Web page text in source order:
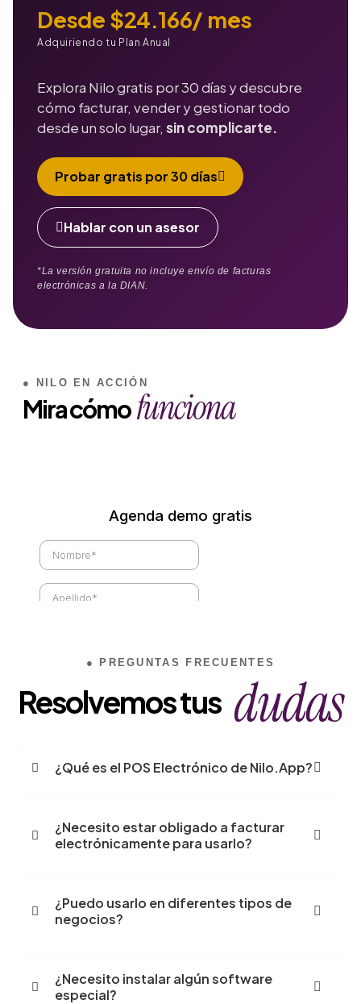
Desde $24.166/ mes
Adquiriendo tu Plan Anual
Explora Nilo gratis por 30 días y descubre
cómo facturar, vender y gestionar todo
desde un solo lugar, sin complicarte.
Probar gratis por 30 días
Hablar con un asesor
*La versión gratuita no incluye envío de facturas
electrónicas a la DIAN.
● NILO EN ACCIÓN
Mira cómo funciona
● PREGUNTAS FRECUENTES
Resolvemos tus dudas
¿Qué es el POS Electrónico de Nilo.App?
¿Necesito estar obligado a facturar
electrónicamente para usarlo?
¿Puedo usarlo en diferentes tipos de
negocios?
¿Necesito instalar algún software
especial?